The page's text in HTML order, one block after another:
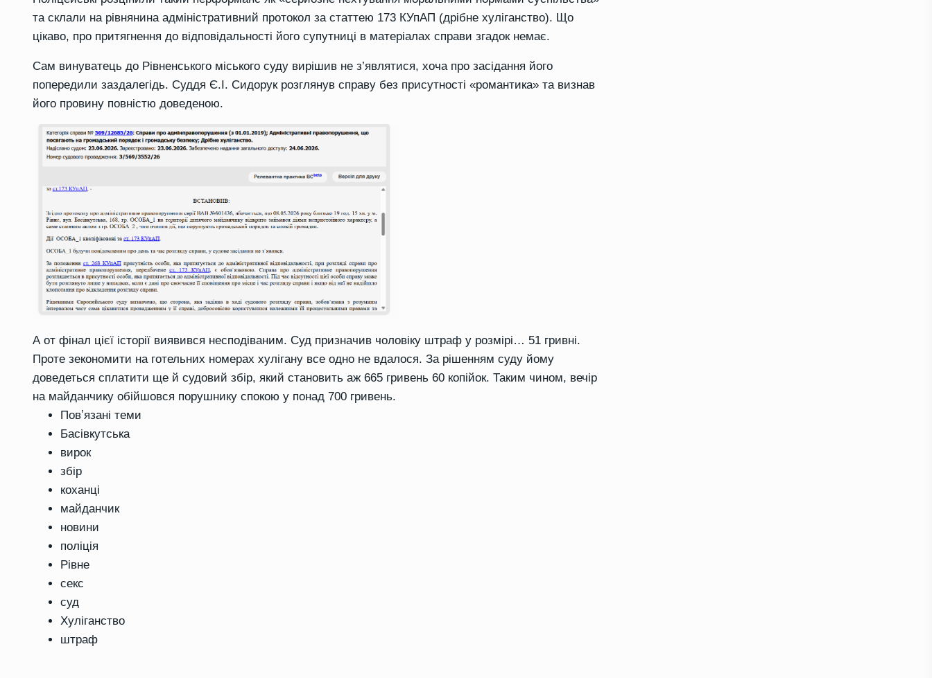
та склали на рівнянина адміністративний протокол за статтею 173 КУпАП (дрібне хуліганство). Що
цікаво, про притягнення до відповідальності його супутниці в матеріалах справи згадок немає.
Сам винуватець до Рівненського міського суду вирішив не з’являтися, хоча про засідання його
попередили заздалегідь. Суддя Є.І. Сидорук розглянув справу без присутності «романтика» та визнав
його провину повністю доведеною.
А от фінал цієї історії виявився несподіваним. Суд призначив чоловіку штраф у розмірі… 51 гривні.
Проте зекономити на готельних номерах хулігану все одно не вдалося. За рішенням суду йому
доведеться сплатити ще й судовий збір, який становить аж 665 гривень 60 копійок. Таким чином, вечір
на майданчику обійшовся порушнику спокою у понад 700 гривень.
Повʼязані теми
Басівкутська
вирок
збір
коханці
майданчик
новини
поліція
Рівне
секс
суд
Хуліганство
штраф